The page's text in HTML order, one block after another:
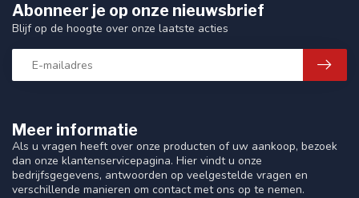
Meer informatie
Als u vragen heeft over onze producten of uw aankoop, bezoek
dan onze klantenservicepagina. Hier vindt u onze
bedrijfsgegevens, antwoorden op veelgestelde vragen en
verschillende manieren om contact met ons op te nemen.
Abonneer je op onze nieuwsbrief
Blijf op de hoogte over onze laatste acties